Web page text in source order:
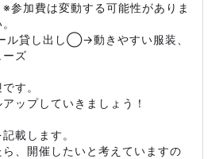
参加費は変動する可能性がありま
ル貸し出し◯→動きやすい服装、
ーズ
す。
ップしていきましょう！
載します。
、開催したいと考えていますの